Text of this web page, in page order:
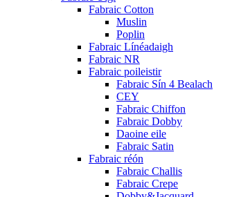
Fabraic Cotton
Muslin
Poplin
Fabraic Línéadaigh
Fabraic NR
Fabraic poileistir
Fabraic Sín 4 Bealach
CEY
Fabraic Chiffon
Fabraic Dobby
Daoine eile
Fabraic Satin
Fabraic réón
Fabraic Challis
Fabraic Crepe